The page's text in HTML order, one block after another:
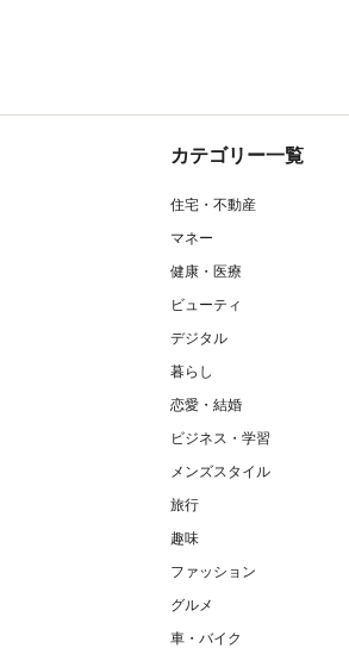
カテゴリー一覧
住宅・不動産
マネー
健康・医療
ビューティ
デジタル
暮らし
恋愛・結婚
ビジネス・学習
メンズスタイル
旅行
趣味
ファッション
グルメ
車・バイク